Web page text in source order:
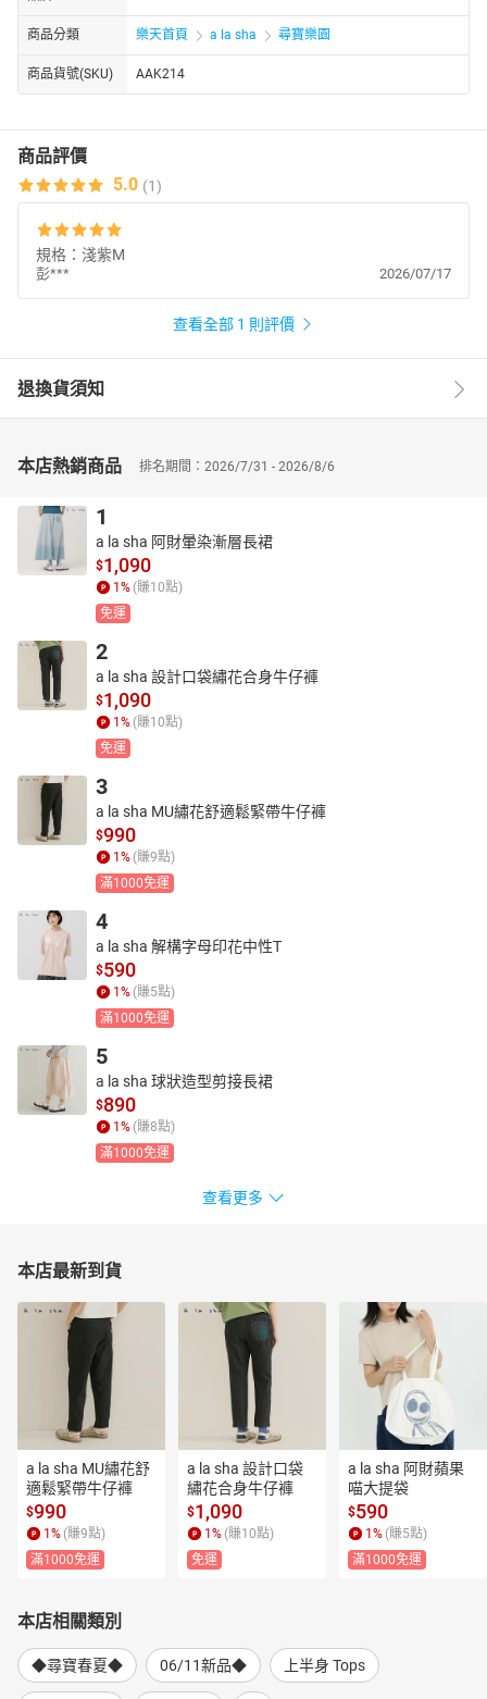
商品分類 樂天首頁 a la sha 尋寶樂園
商品貨號(SKU) AAK214
商品評價
5.0 (1)
規格：淺紫M
彭*** 2026/07/17
查看全部 1 則評價
退換貨須知
本店熱銷商品 排名期間：2026/7/31 - 2026/8/6
1
a la sha 阿財暈染漸層長裙
$1,090
1 % (賺10點)
免運
2
a la sha 設計口袋繡花合身牛仔褲
$1,090
1 % (賺10點)
免運
3
a la sha MU繡花舒適鬆緊帶牛仔褲
$990
1 % (賺9點)
滿1000免運
4
a la sha 解構字母印花中性T
$590
1 % (賺5點)
滿1000免運
5
a la sha 球狀造型剪接長裙
$890
1 % (賺8點)
滿1000免運
查看更多
本店最新到貨
a la sha MU繡花舒
適鬆緊帶牛仔褲
$990
1 % (賺9點)
滿1000免運
a la sha 設計口袋
繡花合身牛仔褲
$1,090
1 % (賺10點)
免運
a la sha 阿財蘋果
喵大提袋
$590
1 % (賺5點)
滿1000免運
本店相關類別
◆尋寶春夏◆ 06/11新品◆ 上半身 Tops